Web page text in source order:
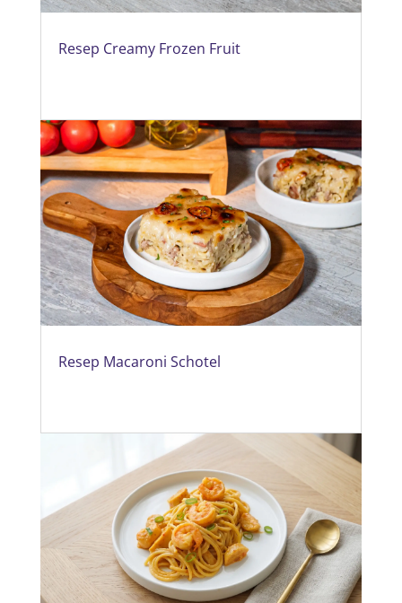
Resep Creamy Frozen Fruit
Resep Macaroni Schotel